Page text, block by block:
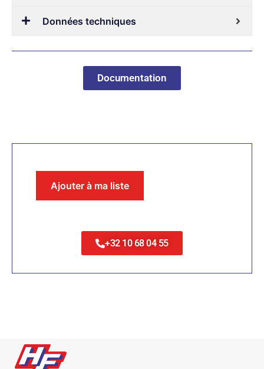
Données techniques
Documentation
Ajouter à ma liste
+32 10 68 04 55